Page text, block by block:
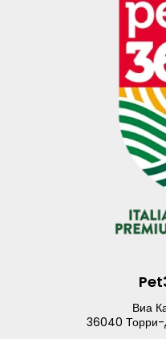
Виа
36040 Торри-